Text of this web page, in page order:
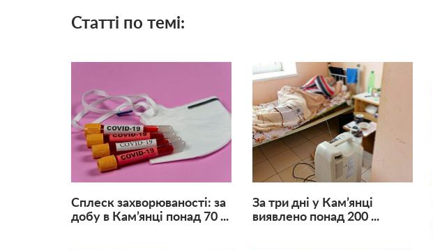
Статті по темі:
Сплеск захворюваності: за
добу в Кам’янці понад 70 ...
За три дні у Кам’янці
виявлено понад 200 ...